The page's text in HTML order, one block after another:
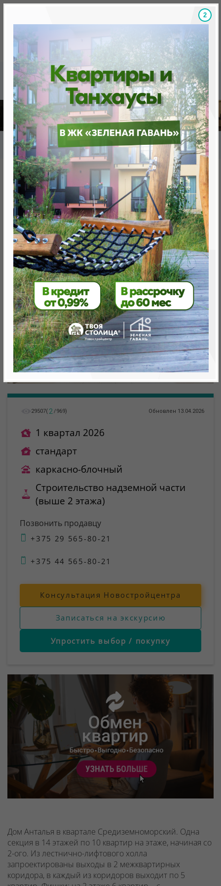
Скидки на новостройки, бонусы Готовые
Главная База новостроек Минска «Минск Мир»
7.12. "Анталья", квартал "Средиземноморский"
7.12. "Анталья", квартал
"Средиземноморский"
нет в продаже
Минск, Октябрьский, ул. Жореса Алферова
метро «Ковальская Слобода», 566 м
29507( 2 /969) Обновлен 13.04.2026
1 квартал 2026
стандарт
каркасно-блочный
Строительство надземной части
(выше 2 этажа)
Позвонить продавцу
+375 29 565-80-21
+375 44 565-80-21
Консультация Новостройцентра
Записаться на экскурсию
Упростить выбор / покупку
Дом Анталья в квартале Средиземноморский. Одна
секция в 14 этажей по 10 квартир на этаже, начиная со
2-ого. Из лестнично-лифтового холла
запроектированы выходы в 2 межквартирных
коридора, в каждый из коридоров выходит по 5
1